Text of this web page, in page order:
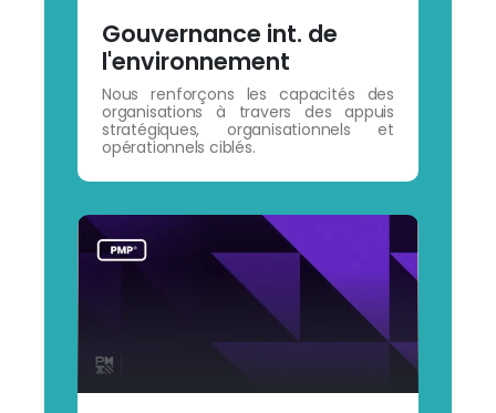
Gouvernance int. de
l'environnement
Nous renforçons les capacités des
organisations à travers des appuis
stratégiques, organisationnels et
opérationnels ciblés.